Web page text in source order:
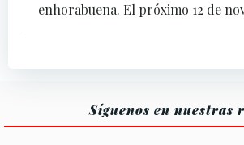
enhorabuena. El próximo 12 de
Síguenos en nuestras